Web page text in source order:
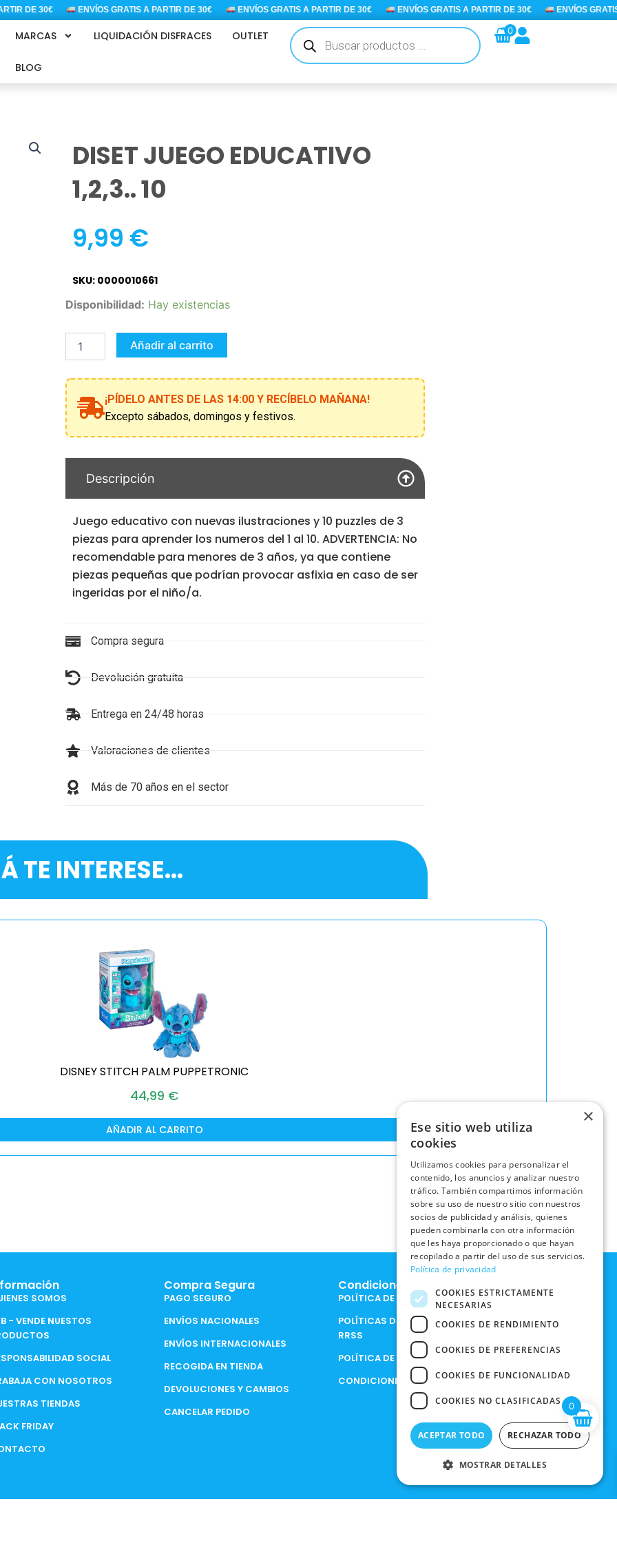
DE 30€ ENVÍOS GRATIS A PARTIR DE 30€ ENVÍOS GRATIS A PARTIR DE 30€ ENVÍOS GRATIS A PARTIR DE 30€ ENVÍOS GRATIS
MARCAS LIQUIDACIÓN DISFRACES OUTLET
BLOG
Búsqueda
de
productos
0
DISET JUEGO EDUCATIVO
1,2,3.. 10
9,99 €
SKU: 0000010661
Disponibilidad: Hay existencias
DISET
JUEGO
1,2,3..
Añadir al carrito
¡PÍDELO ANTES DE LAS 14:00 Y RECÍBELO MAÑANA!
Excepto sábados, domingos y festivos.
Descripción
Juego educativo con nuevas ilustraciones y 10 puzzles de 3
piezas para aprender los numeros del 1 al 10. ADVERTENCIA: No
recomendable para menores de 3 años, ya que contiene
piezas pequeñas que podrían provocar asfixia en caso de ser
ingeridas por el niño/a.
Compra segura
Devolución gratuita
Entrega en 24/48 horas
Valoraciones de clientes
Más de 70 años en el sector
TE INTERESE...
DISNEY STITCH PALM PUPPETRONIC
44,99 €
AÑADIR AL CARRITO
SOMOS
- VENDE NUESTOS
SOCIAL
CON NOSOTROS
TIENDAS
FRIDAY
Compra Segura
PAGO SEGURO
ENVÍOS NACIONALES
ENVÍOS INTERNACIONALES
RECOGIDA EN TIENDA
DEVOLUCIONES Y CAMBIOS
CANCELAR PEDIDO
Condiciones Legales
POLÍTICA DE COOKIES
POLÍTICAS DE PRIVACIDAD EN
RRSS
POLÍTICA DE PRIVACIDAD
CONDICIONES DE COMPRA
0
×
Ese sitio web utiliza
cookies
Utilizamos cookies para personalizar el
contenido, los anuncios y analizar nuestro
tráfico. También compartimos información
sobre su uso de nuestro sitio con nuestros
socios de publicidad y análisis, quienes
pueden combinarla con otra información
que les haya proporcionado o que hayan
recopilado a partir del uso de sus servicios.
Política de privacidad
COOKIES ESTRICTAMENTE
NECESARIAS
COOKIES DE RENDIMIENTO
COOKIES DE PREFERENCIAS
COOKIES DE FUNCIONALIDAD
COOKIES NO CLASIFICADAS
ACEPTAR TODO RECHAZAR TODO
MOSTRAR DETALLES